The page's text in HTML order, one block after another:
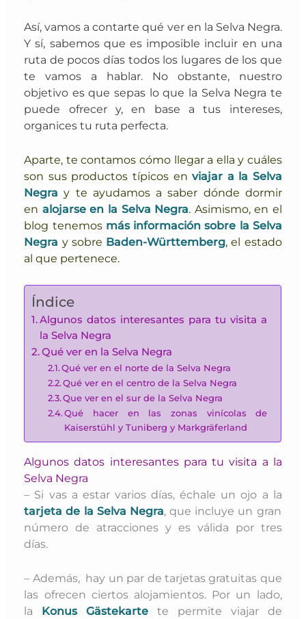
Así, vamos a contarte qué ver en la Selva Negra.
Y sí, sabemos que es imposible incluir en una
ruta de pocos días todos los lugares de los que
te vamos a hablar. No obstante, nuestro
objetivo es que sepas lo que la Selva Negra te
puede ofrecer y, en base a tus intereses,
organices tu ruta perfecta.
Aparte, te contamos cómo llegar a ella y cuáles
son sus productos típicos en viajar a la Selva
Negra y te ayudamos a saber dónde dormir
en alojarse en la Selva Negra. Asimismo, en el
blog tenemos más información sobre la Selva
Negra y sobre Baden-Württemberg, el estado
al que pertenece.
Índice
Algunos datos interesantes para tu visita a
la Selva Negra
Qué ver en la Selva Negra
Qué ver en el norte de la Selva Negra
Qué ver en el centro de la Selva Negra
Que ver en el sur de la Selva Negra
Qué hacer en las zonas vinícolas de
Kaiserstühl y Tuniberg y Markgräferland
Algunos datos interesantes para tu visita a la
Selva Negra
– Si vas a estar varios días, échale un ojo a la
tarjeta de la Selva Negra, que incluye un gran
número de atracciones y es válida por tres
días.
– Además, hay un par de tarjetas gratuitas que
las ofrecen ciertos alojamientos. Por un lado,
la Konus Gästekarte te permite viajar de